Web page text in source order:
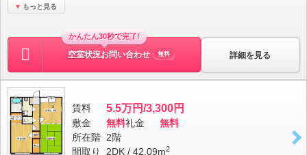
もっと見る
詳細を見る
かんたん30秒で完了!
空室状況お問い合わせ 無料
賃料 5.5万円/3,300円
敷金 無料礼金
無料
所在階 2階
間取り
2DK / 42.09m2